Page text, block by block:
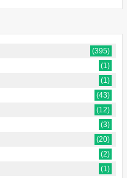
(395)
(1)
(1)
(43)
(12)
(3)
(20)
(2)
(1)